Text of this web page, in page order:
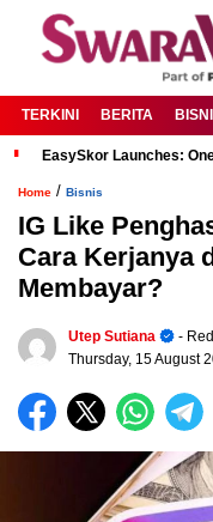
TERKINI BERITA
EasySkor Launches:
Home / Bisnis
IG Like
Cara Kerjanya
Membayar?
Utep Sutiana
-
Thursday, 15 August